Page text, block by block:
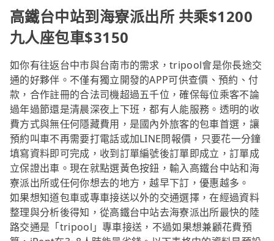
高鐵台中站到海寮派出所 共乘$1200
九人座包車$3150
如你有往返台中市與台南市的需求，tripool會是你長途交
通的好夥伴。不僅有獨立開發的APP可供查價、預約、付
款，合作註冊的合法司機超過五千位，確保每位乘客不論
過年過節還是清晨深夜上下班，都有人能服務。透明的收
費方式與無任何隱藏費用，是國內外旅客的包車首選，讓
預約叫車不再需要打電話或加LINE問報價，只要花一分鐘
填寫資料即可完成，收到訂單編號後訂單即成立，訂單成
立保證出車。現在就點選黃色按鈕，輸入高鐵台中站和海
寮派出所或任何你想去的地方，越早下訂，優惠越多。
如果想知道包車或專車接送以外的交通選擇，在經過資料
整理與分析後得知，從高鐵台中站去海寮派出所最快的陸
路交通是「tripool」專車接送，不過如果想兼顧花費預